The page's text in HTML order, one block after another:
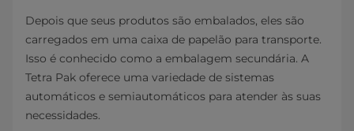
Depois que seus produtos são embalados, eles são
carregados em uma caixa de papelão para transporte.
Isso é conhecido como a embalagem secundária. A
Tetra Pak oferece uma variedade de sistemas
automáticos e semiautomáticos para atender às suas
necessidades.